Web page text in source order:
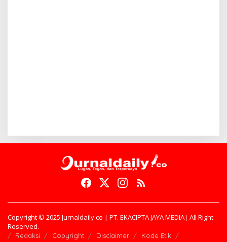
Copyright © 2025 Jurnaldaily.co | PT. EKACIPTA JAYA MEDIA| All Right
Reserved.
Redaksi Copyright Disclaimer
Kode Etik